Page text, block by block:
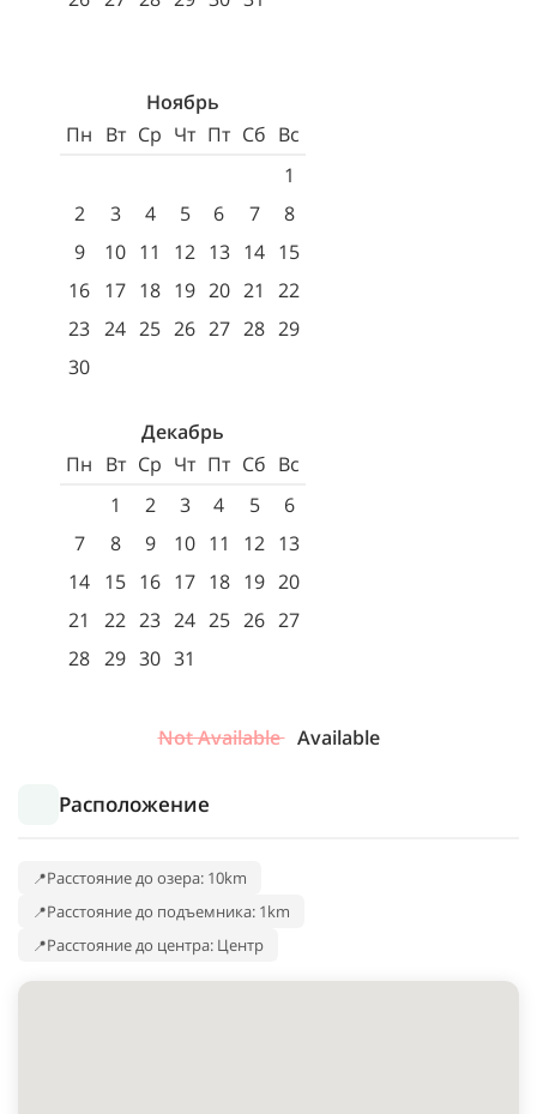
Ноябрь
Пн Вт Ср Чт Пт Сб Вс
1
2
3 4 5 6 7
8
9
10 11 12 13 14 15
16 17 18 19 20 21
22
23 24 25 26 27 28 29
30
Декабрь
Пн Вт Ср Чт Пт Сб Вс
1
2 3 4 5
6
7
8 9 10 11 12 13
14 15 16 17 18 19 20
21
22 23 24 25 26 27
28 29 30 31
Not Available Available
Расположение
Расстояние до озера: 10km
Расстояние до подъемника: 1km
Расстояние до центра: Центр